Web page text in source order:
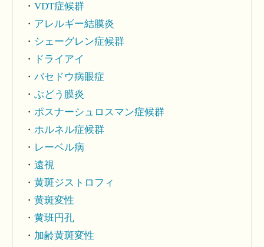
VDT症候群
アレルギー結膜炎
シェーグレン症候群
ドライアイ
バセドウ病眼症
ぶどう膜炎
ポスナーシュロスマン症候群
ホルネル症候群
レーベル病
遠視
黄斑ジストロフィ
黄斑変性
黄班円孔
加齢黄斑変性